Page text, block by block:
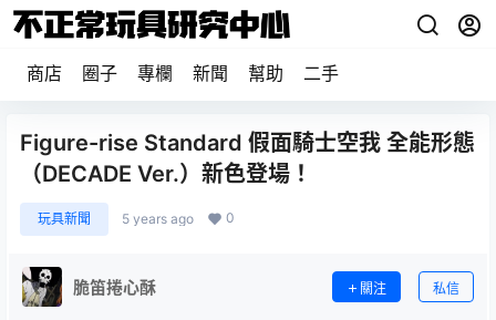
商店 圈子 專欄 新聞 幫助 二手
Figure-rise Standard 假面騎士空我 全能形態
（DECADE Ver.）新色登場！
玩具新聞 5 years ago 0
脆笛捲心酥 關注 私信